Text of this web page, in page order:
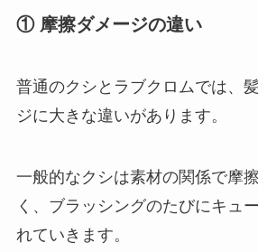
① 摩擦ダメージの違い
普通のクシとラブクロムでは、
ジに大きな違いがあります。
一般的なクシは素材の関係で摩
く、ブラッシングのたびにキュ
れていきます。